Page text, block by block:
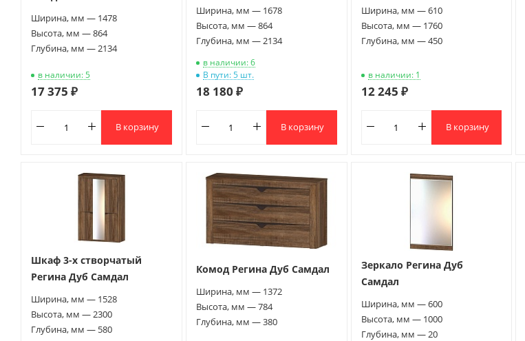
Ширина, мм — 1478
Высота, мм — 864
Глубина, мм — 2134
в наличии: 5
17 375 ₽
В корзину
Ширина, мм — 610
Высота, мм — 1760
Глубина, мм — 450
в наличии: 1
12 245 ₽
В корзину
Шкаф 3-х створчатый
Регина Дуб Самдал
Ширина, мм — 1528
Высота, мм — 2300
Глубина, мм — 580
Комод Регина Дуб Самдал
Ширина, мм — 1372
Высота, мм — 784
Глубина, мм — 380
Ширина, мм — 1678
Высота, мм — 864
Глубина, мм — 2134
в наличии: 6
В пути: 5 шт.
18 180 ₽
В корзину
Зеркало Регина Дуб
Самдал
Ширина, мм — 600
Высота, мм — 1000
Глубина, мм — 20